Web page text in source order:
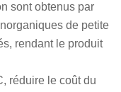
sont obtenus par
de petite
rendant le produit
réduire le coût du